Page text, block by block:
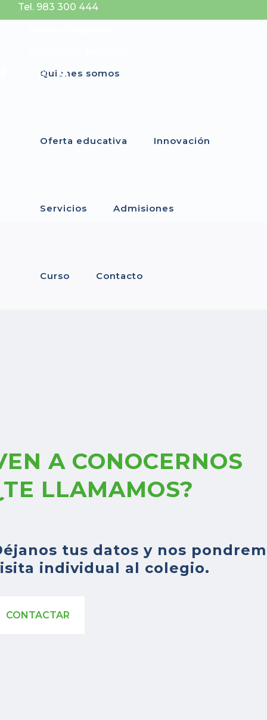
Tel. 983 300 444
Quiénes somos
Oferta educativa Innovación
Servicios Admisiones
Curso Contacto
A CONOCERNOS
LLAMAMOS?
tus datos y nos
individual al colegio.
CONTACTAR